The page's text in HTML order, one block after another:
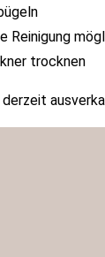
Reinigung
trocknen